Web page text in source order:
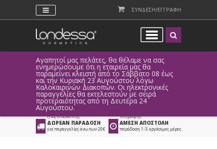
ΣΥΝΔΕΣΗ/ΕΓΓΡΑΦΗ
Αγαπητοί μας πελάτες, θα θέλαμε να σας
ενημερώσουμε ότι η εταιρεία μας θα
παραμείνει κλειστή από το Σάββατο 08 έως
και την Κυριακή 23 Αυγούστου λόγω
Καλοκαιρινών Διακοπών. Οι ηλεκτρονικές
παραγγελίες θα εκτελεστούν με σειρά
προτεραιότητας από τη Δευτέρα 24
Αυγούστου.
Προϊόντα > Νέα Σειρά Titania
>
Χέρια - Πόδια
ΑΜΕΣΗ ΣΥΝΔΕΣΗ
Facebook, Gmail
ή ως επισκέπτης
ΕΥΚΟΛΕΣ ΑΓΟΡΕΣ
πληρωμής
ΔΩΡΕΑΝ ΠΑΡΑΔΟΣΗ
για παραγγελίες άνω των 20€
ΑΜΕΣΗ ΑΠΟΣΤΟΛΗ
παράδοση 1-3 εργάσιμες μέρες